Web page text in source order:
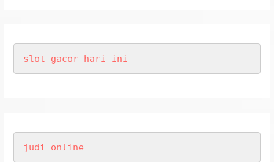
slot gacor hari ini
judi online